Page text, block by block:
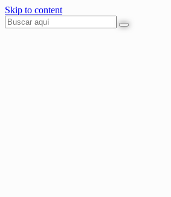
Skip to content